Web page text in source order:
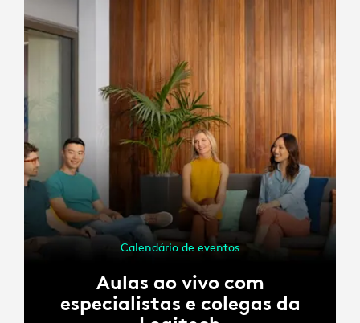
Calendário de eventos
Aulas ao vivo com
especialistas e colegas da